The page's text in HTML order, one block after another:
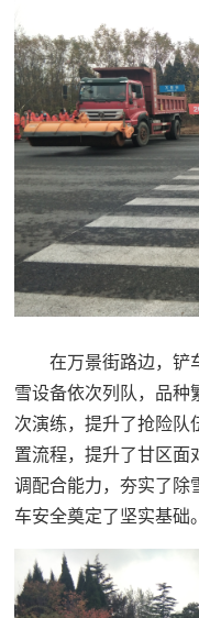
在万景街路边，铲
雪设备依次列队，品种
次演练，提升了抢险队
置流程，提升了甘区面
调配合能力，夯实了除
车安全奠定了坚实基础。